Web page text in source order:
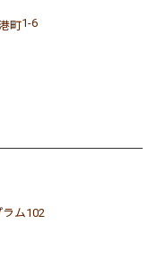
町1-6
ラム102